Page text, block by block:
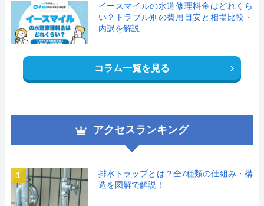
イースマイルの水道修理料金はどれくら
い？トラブル別の費用目安と相場比較・
内訳を解説
コラム一覧を見る
アクセスランキング
1
排水トラップとは？全7種類の仕組み・構
造を図解で解説！